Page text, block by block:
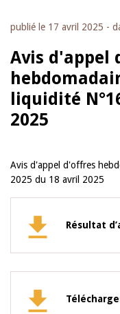
publié le 17 avril 2025 -
Avis d'appel
liquidité
2025
Avis d'appel d'offres
2025 du 18 avril 2025
Résultat